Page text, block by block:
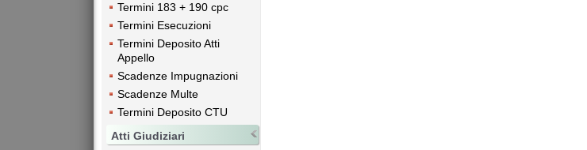
Termini 183 + 190 cpc
Termini Esecuzioni
Termini Deposito Atti
Appello
Scadenze Impugnazioni
Scadenze Multe
Termini Deposito CTU
Atti Giudiziari